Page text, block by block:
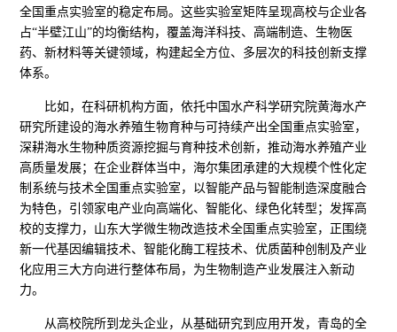
全国重点实验室的稳定布局。这些实验室矩阵呈现高校与企业各
占“半壁江山”的均衡结构，覆盖海洋科技、高端制造、生物医
药、新材料等关键领域，构建起全方位、多层次的科技创新支撑
体系。
比如，在科研机构方面，依托中国水产科学研究院黄海水产
研究所建设的海水养殖生物育种与可持续产出全国重点实验室，
深耕海水生物种质资源挖掘与育种技术创新，推动海水养殖产业
高质量发展；在企业群体当中，海尔集团承建的大规模个性化定
制系统与技术全国重点实验室，以智能产品与智能制造深度融合
为特色，引领家电产业向高端化、智能化、绿色化转型；发挥高
校的支撑力，山东大学微生物改造技术全国重点实验室，正围绕
新一代基因编辑技术、智能化酶工程技术、优质菌种创制及产业
化应用三大方向进行整体布局，为生物制造产业发展注入新动
力。
从高校院所到龙头企业，从基础研究到应用开发，青岛的全